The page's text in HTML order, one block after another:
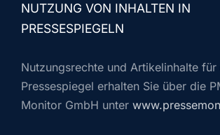
NUTZUNG VON INHALTEN IN
PRESSESPIEGELN
Nutzungsrechte und Artikelinhalte
Pressespiegel erhalten Sie über die
Monitor GmbH unter